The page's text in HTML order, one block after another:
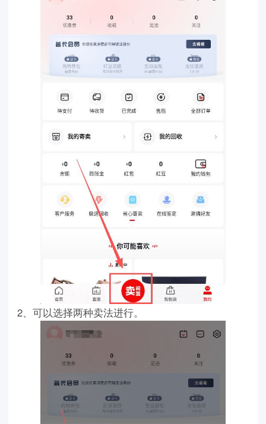
2、可以选择两种卖法进行。